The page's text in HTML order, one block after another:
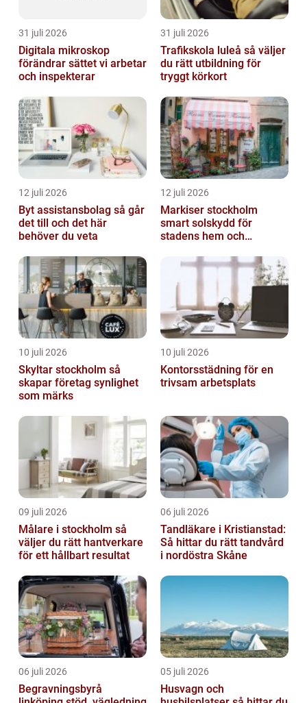
31 juli 2026
Digitala mikroskop
förändrar sättet vi arbetar
och inspekterar
31 juli 2026
Trafikskola luleå så väljer
du rätt utbildning för
tryggt körkort
12 juli 2026
Byt assistansbolag så går
det till och det här
behöver du veta
12 juli 2026
Markiser stockholm
smart solskydd för
stadens hem och
10 juli 2026
Skyltar stockholm så
skapar företag synlighet
som märks
10 juli 2026
Kontorsstädning för en
trivsam arbetsplats
09 juli 2026
Målare i stockholm så
väljer du rätt hantverkare
för ett hållbart resultat
06 juli 2026
Tandläkare i Kristianstad:
Så hittar du rätt tandvård
i nordöstra Skåne
06 juli 2026
Begravningsbyrå
05 juli 2026
Husvagn och